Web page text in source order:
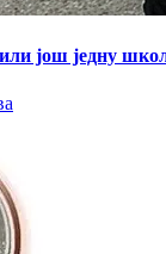
још једну